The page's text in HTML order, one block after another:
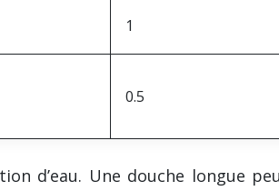
1
0.5
d’eau. Une douche longue